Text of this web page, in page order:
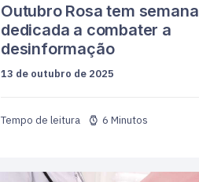
Outubro Rosa tem semana
dedicada a combater a
desinformação
13 de outubro de 2025
6 Minutos